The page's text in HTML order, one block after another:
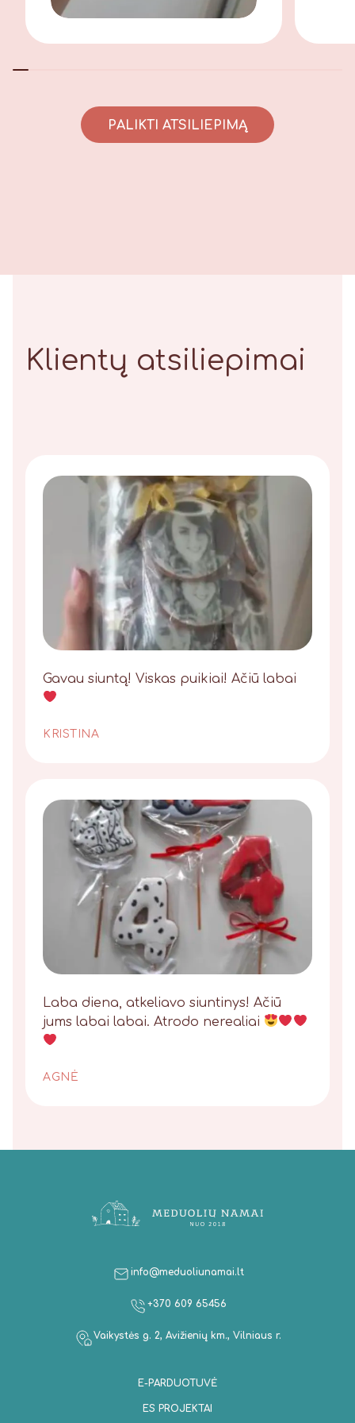
PALIKTI ATSILIEPIMĄ
Klientų atsiliepimai
Gavau siuntą! Viskas puikiai! Ačiū labai
KRISTINA
Laba diena, atkeliavo siuntinys! Ačiū
jums labai labai. Atrodo nerealiai
AGNĖ
info@meduoliunamai.lt
+370 609 65456
Vaikystės g. 2, Avižienių km., Vilniaus r.
E-PARDUOTUVĖ
ES PROJEKTAI